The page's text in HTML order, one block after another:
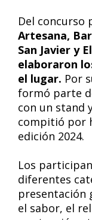
Del concurso
Artesana,
San Javier y
elaboraron
el lugar. Por
formó parte
con un stand
compitió por
edición 2024.
Los
diferentes
presentación
el sabor, el